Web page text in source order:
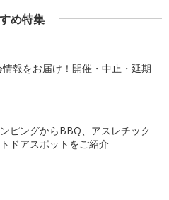
め特集
報をお届け！開催・中止・延期
ピングからBBQ、アスレチック
ドアスポットをご紹介